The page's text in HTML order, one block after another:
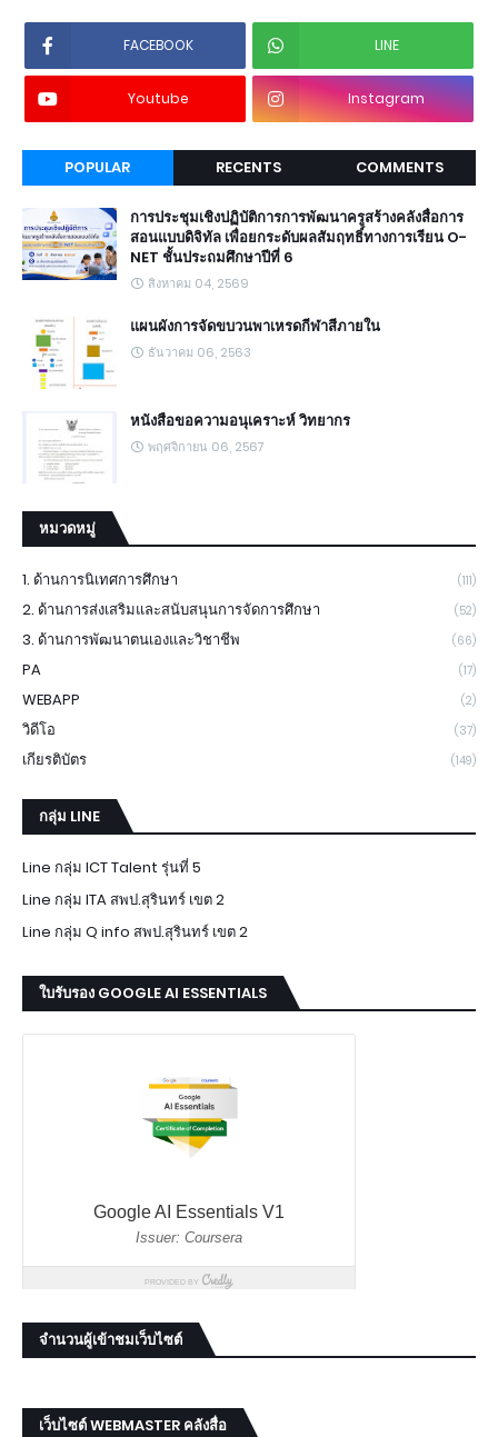
FACEBOOK LINE
Youtube Instagram
POPULAR RECENTS COMMENTS
การประชุมเชิงปฏิบัติการการพัฒนาครูสร้างคลังสื่อการ
สอนแบบดิจิทัล เพื่อยกระดับผลสัมฤทธิ์ทางการเรียน O-
NET ชั้นประถมศึกษาปีที่ 6
สิงหาคม 04, 2569
แผนผังการจัดขบวนพาเหรดกีฬาสีภายใน
ธันวาคม 06, 2563
หนังสือขอความอนุเคราะห์ วิทยากร
พฤศจิกายน 06, 2567
หมวดหมู่
1. ด้านการนิเทศการศึกษา (111)
2. ด้านการส่งเสริมและสนับสนุนการจัดการศึกษา (52)
3. ด้านการพัฒนาตนเองและวิชาชีพ (66)
PA (17)
WEBAPP (2)
วิดีโอ (37)
เกียรติบัตร (149)
กลุ่ม LINE
Line กลุ่ม ICT Talent รุ่นที่ 5
Line กลุ่ม ITA สพป.สุรินทร์ เขต 2
Line กลุ่ม Q info สพป.สุรินทร์ เขต 2
ใบรับรอง GOOGLE AI ESSENTIALS
จำนวนผู้เข้าชมเว็บไซต์
เว็บไซต์ WEBMASTER คลังสื่อ